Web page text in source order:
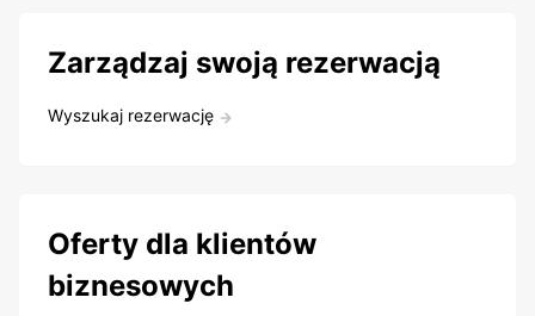
Zarządzaj swoją rezerwacją
Wyszukaj rezerwację
Oferty dla klientów
biznesowych